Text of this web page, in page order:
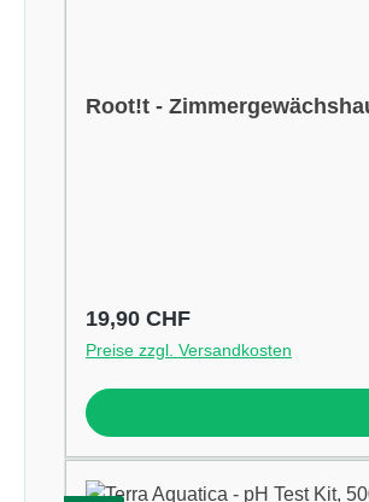
Root!t -
Regulärer Preis:
19,90 CHF
Preise zzgl. Versandkosten